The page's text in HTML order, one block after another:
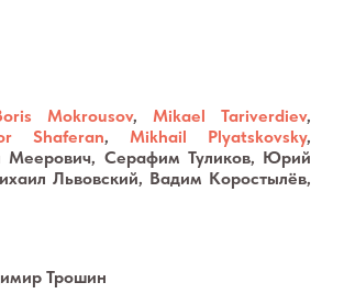
Mokrousov,Mikael Tariverdiev,
Shaferan, Mikhail Plyatskovsky,
Меерович, Серафим Туликов, Юрий
Львовский, Вадим Коростылёв,
Трошин